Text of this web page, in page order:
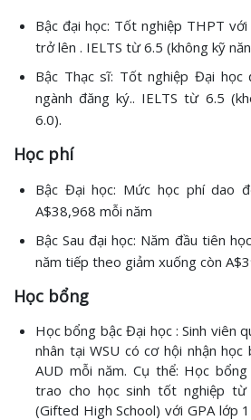
Bậc đại học: Tốt nghiệp THPT
trở lên . IELTS từ 6.5 (không kỹ
Bậc Thạc sĩ: Tốt nghiệp Đại học
ngành đăng ký.. IELTS từ 6.5
6.0).
Học phí
Bậc Đại học: Mức học phí dao
A$38,968 mỗi năm
Bậc Sau đại học: Năm đầu tiên
năm tiếp theo giảm xuống còn
Học bổng
Học bổng bậc Đại học : Sinh viên
nhân tại WSU có cơ hội nhận
AUD mỗi năm. Cụ thể: Học
trao cho học sinh tốt nghiệp từ
(Gifted High School) với GPA lớp